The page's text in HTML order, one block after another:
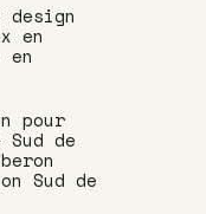
en
pour
de
Sud de